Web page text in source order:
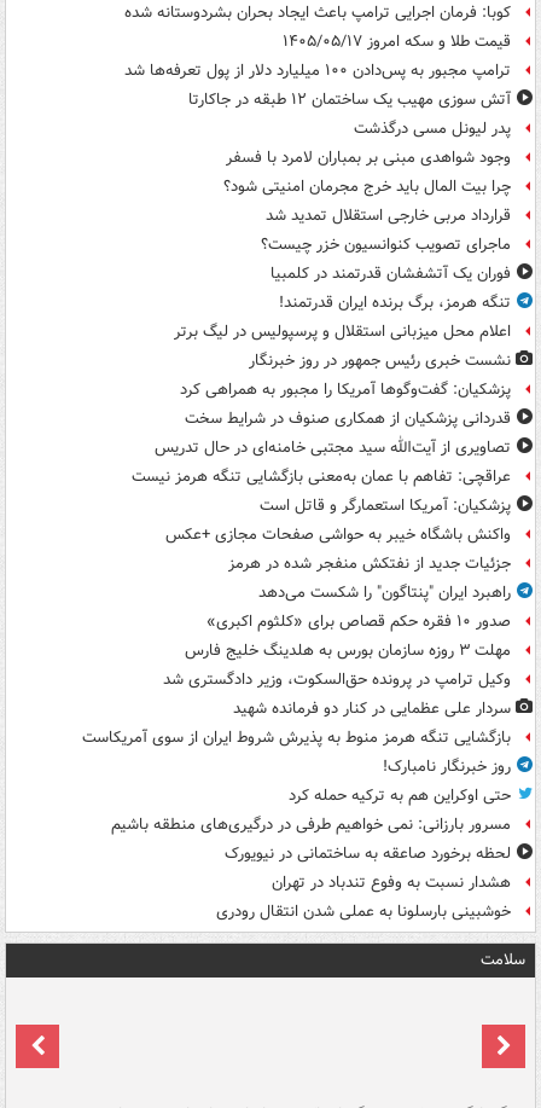
کوبا: فرمان اجرایی ترامپ باعث ایجاد بحران بشردوستانه شده
قیمت طلا و سکه امروز ۱۴۰۵/۰۵/۱۷
ترامپ مجبور به پس‌دادن ۱۰۰ میلیارد دلار از پول تعرفه‌ها شد
آتش سوزی مهیب یک ساختمان ۱۲ طبقه در جاکارتا
پدر لیونل مسی درگذشت
وجود شواهدی مبنی بر بمباران لامرد با فسفر
چرا بیت المال باید خرج مجرمان امنیتی شود؟
قرارداد مربی خارجی استقلال تمدید شد
ماجرای تصویب کنوانسیون خزر چیست؟
فوران یک آتشفشان قدرتمند در کلمبیا
تنگه هرمز، برگ برنده ایران قدرتمند!
اعلام محل میزبانی استقلال و پرسپولیس در لیگ برتر
نشست خبری رئیس جمهور در روز خبرنگار
پزشکیان: گفت‌وگوها آمریکا را مجبور به همراهی کرد
قدردانی پزشکیان از همکاری صنوف در شرایط سخت
تصاویری از آیت‌الله سید مجتبی خامنه‌ای در حال تدریس
عراقچی: تفاهم با عمان به‌معنی بازگشایی تنگه هرمز نیست
پزشکیان: آمریکا استعمارگر و قاتل است
واکنش باشگاه خیبر به حواشی صفحات مجازی +عکس
جزئیات جدید از نفتکش منفجر شده در هرمز
راهبرد ایران "پنتاگون" را شکست می‌دهد
صدور ۱۰ فقره حکم قصاص برای «کلثوم اکبری»
مهلت ۳ روزه سازمان بورس به هلدینگ خلیج فارس
وکیل ترامپ در پرونده حق‌السکوت، وزیر دادگستری شد
سردار علی عظمایی در کنار دو فرمانده شهید
بازگشایی تنگه هرمز منوط به پذیرش شروط ایران از سوی آمریکاست
روز خبرنگار نامبارک!
حتی اوکراین هم به ترکیه حمله کرد
مسرور بارزانی: نمی خواهیم طرفی در درگیری‌های منطقه باشیم
لحظه برخورد صاعقه به ساختمانی در نیویورک
هشدار نسبت به وفوع تندباد در تهران
خوشبینی بارسلونا به عملی شدن انتقال رودری
سلامت